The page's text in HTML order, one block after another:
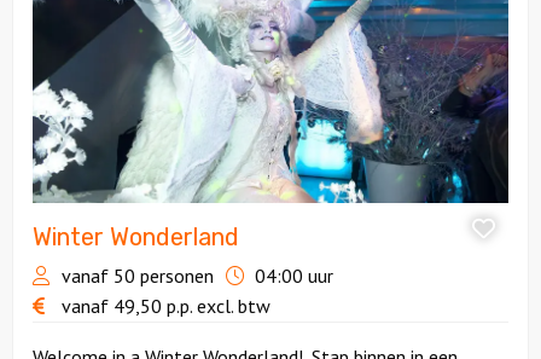
Winter Wonderland
vanaf 50 personen
04:00 uur
vanaf 49,50 p.p. excl. btw